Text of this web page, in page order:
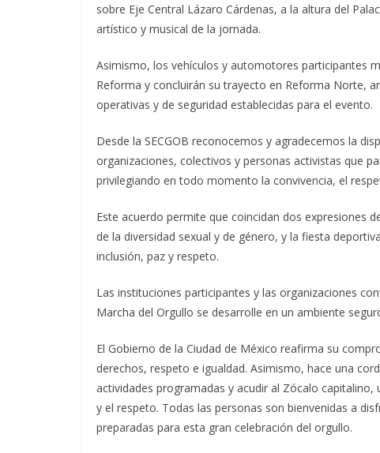
sobre Eje Central Lázaro Cárdenas, a la altura del
artístico y musical de la jornada.
Asimismo, los vehículos y automotores participantes
Reforma y concluirán su trayecto en Reforma Norte,
operativas y de seguridad establecidas para el evento.
Desde la SECGOB reconocemos y agradecemos la
organizaciones, colectivos y personas activistas que
privilegiando en todo momento la convivencia, el
Este acuerdo permite que coincidan dos expresiones
de la diversidad sexual y de género, y la fiesta
inclusión, paz y respeto.
Las instituciones participantes y las organizaciones
Marcha del Orgullo se desarrolle en un ambiente
El Gobierno de la Ciudad de México reafirma su
derechos, respeto e igualdad. Asimismo, hace una
actividades programadas y acudir al Zócalo
y el respeto. Todas las personas son bienvenidas a
preparadas para esta gran celebración del orgullo.